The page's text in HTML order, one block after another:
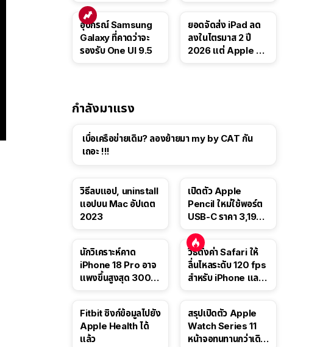
5.6 Luna ให้ผู้ใช้ฟรี
อุปกรณ์ Samsung
Galaxy ที่คาดว่าจะ
รองรับ One UI 9.5
ยอดจัดส่ง iPad ลด
ลงในไตรมาส 2 ปี
2026 แต่ Apple ยัง
กำลังมาแรง
เบื่อเครือข่ายเดิม? ลองย้ายมา my by CAT กัน
เถอะ !!!
วิธีลบแอป, uninstall
แอปบน Mac อัปเดต
2023
เปิดตัว Apple
Pencil ใหม่ใช้พอร์ต
USB-C ราคา 3,190
นี้
นักวิเคราะห์คาด
iPhone 18 Pro อาจ
แพงขึ้นสูงสุด 300
วิธีตั้งค่า Safari ให้
ลื่นไหลระดับ 120 fps
สำหรับ iPhone และ
Fitbit ซิงก์ข้อมูลไปยัง
Apple Health ได้
แล้ว
สรุปเปิดตัว Apple
Watch Series 11
หน้าจอทนทานกว่าเดิม